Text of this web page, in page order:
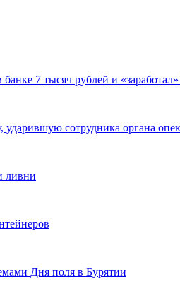
7 тысяч рублей и
сотрудника органа
ливни
Дня поля в Бурятии